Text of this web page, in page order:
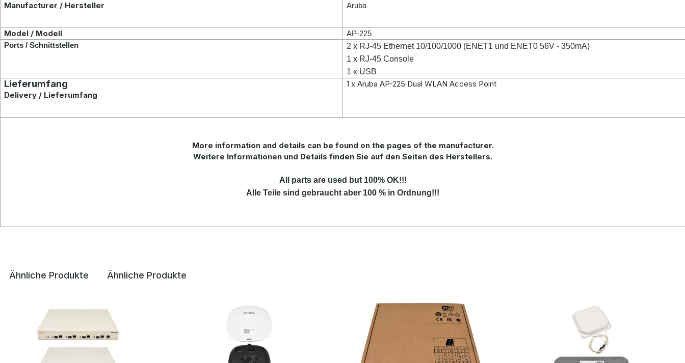
Manufacturer / Hersteller Aruba
Model / Modell
AP-225
Ports / Schnittstellen
2 x RJ-45 Ethernet 10/100/1000 (ENET1 und ENET0 56V - 350mA)
1 x RJ-45 Console
1 x USB
Lieferumfang
Delivery / Lieferumfang
1 x Aruba AP-225 Dual WLAN Access Point
More information and details can be found on the pages of the manufacturer.
Weitere Informationen und Details finden Sie auf den Seiten des Herstellers.
All parts are used but 100% OK!!!
Alle Teile sind gebraucht aber 100 % in Ordnung!!!
Ähnliche Produkte Ähnliche Produkte